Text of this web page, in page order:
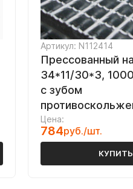
Артикул: N112414
Прессованный
34*11/30*3,
с зубом
Цена:
784руб./шт.
КУПИТЬ